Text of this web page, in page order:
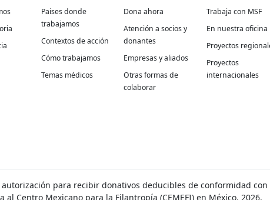
Paises donde
trabajamos
Contextos de acción
Cómo trabajamos
Temas médicos
Dona ahora
Atención a socios y
donantes
Empresas y aliados
Otras formas de
colaborar
Trabaja con MSF
En nuestra oficina
Proyectos
Proyectos
internacionales
para recibir donativos deducibles de conformidad
al Centro Mexicano para la Filantropía (CEMEFI) en México. 2026.